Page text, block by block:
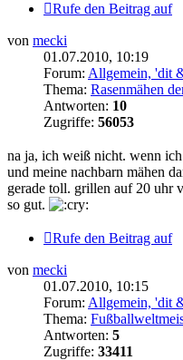
Rufe den Beitrag auf
von mecki
01.07.2010, 10:19
Forum: Allgemein, 'dit
Thema: Rasenmähen
Antworten: 10
Zugriffe: 56053
na ja, ich weiß nicht. wenn
und meine nachbarn mähen
gerade toll. grillen auf 20 uhr
so gut.
Rufe den Beitrag auf
von mecki
01.07.2010, 10:15
Forum: Allgemein, 'dit
Thema:
Antworten: 5
Zugriffe: 33411